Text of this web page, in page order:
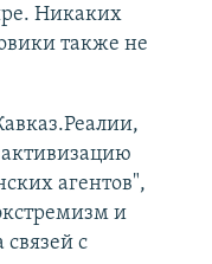
Никаких
также не
агентов",
и
с